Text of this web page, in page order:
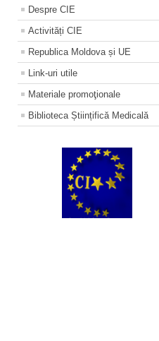
Despre CIE
Activități CIE
Republica Moldova și UE
Link-uri utile
Materiale promoţionale
Biblioteca Științifică Medicală